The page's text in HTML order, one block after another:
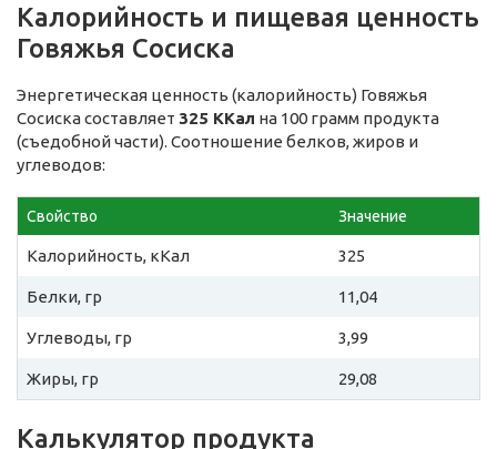
Калорийность и пищевая ценность
Говяжья Сосиска
Энергетическая ценность (калорийность) Говяжья
Сосиска составляет 325 ККал на 100 грамм продукта
(съедобной части). Соотношение белков, жиров и
углеводов:
Свойство Значение
Калорийность, кКал 325
Белки, гр 11,04
Углеводы, гр 3,99
Жиры, гр 29,08
Калькулятор продукта